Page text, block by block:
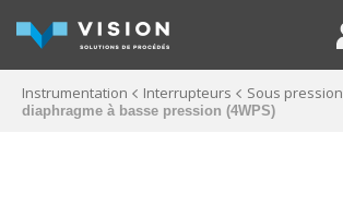
Instrumentation Interrupteurs Sous pression
diaphragme à basse pression (4WPS)